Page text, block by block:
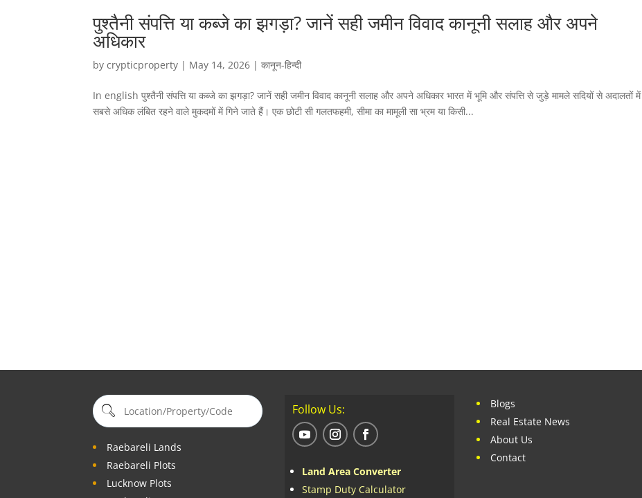
पुश्तैनी संपत्ति या कब्जे का झगड़ा? जानें सही जमीन विवाद कानूनी सलाह और अपने
अधिकार
bycrypticproperty | May 14, 2026 |कानून-हिन्दी
In english पुश्तैनी संपत्ति या कब्जे का झगड़ा? जानें सही जमीन विवाद कानूनी सलाह और अपने अधिकार भारत में भूमि और संपत्ति से जुड़े मामले सदियों से अदालतों में
सबसे अधिक लंबित रहने वाले मुकदमों में गिने जाते हैं। एक छोटी सी गलतफहमी, सीमा का मामूली सा भ्रम या किसी...
Raebareli Lands
Raebareli Plots
Lucknow Plots
Follow Us:
Land Area Converter
Stamp Duty Calculator
Blogs
Real Estate News
About Us
Contact